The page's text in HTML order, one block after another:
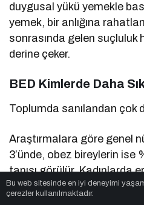
duygusal yükü yemekle
yemek, bir anlığına
sonrasında gelen suçluluk
derine çeker.
BED Kimlerde Daha
Toplumda sanılandan çok
Araştırmalara göre genel
3’ünde, obez bireylerin ise
tanısı görülür. Kadınlarda
sık olmakla birlikte,
Bu web sitesinde en iyi deneyimi
çerezler kullanılmaktadır.